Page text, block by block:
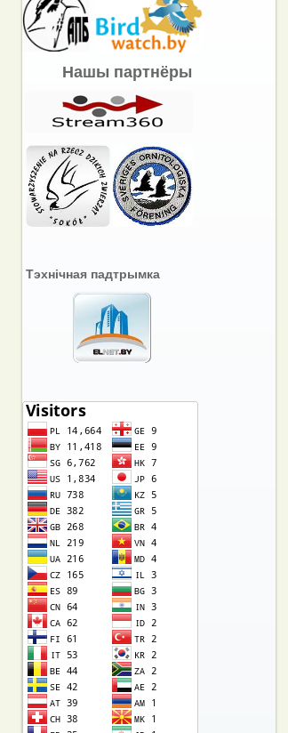
Нашы партнёры
Тэхнічная падтрымка